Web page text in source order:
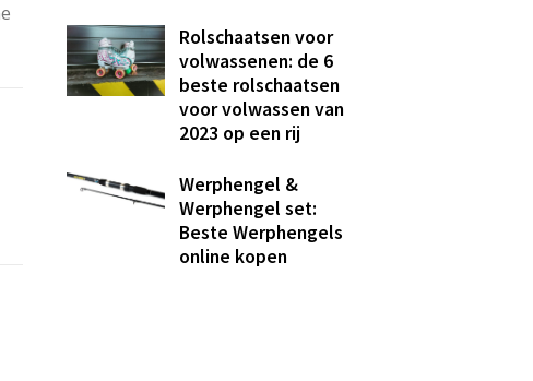
Rolschaatsen voor
volwassenen: de 6
beste rolschaatsen
voor volwassen van
2023 op een rij
Werphengel &
Werphengel set:
Beste Werphengels
online kopen